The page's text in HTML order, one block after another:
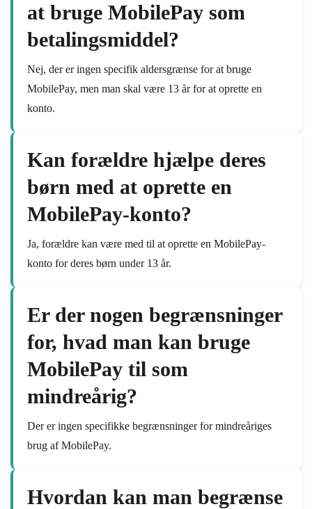
at bruge MobilePay som
betalingsmiddel?
Nej, der er ingen specifik aldersgrænse for at bruge
MobilePay, men man skal være 13 år for at oprette en
konto.
Kan forældre hjælpe deres
børn med at oprette en
MobilePay-konto?
Ja, forældre kan være med til at oprette en MobilePay-
konto for deres børn under 13 år.
Er der nogen begrænsninger
for, hvad man kan bruge
MobilePay til som
mindreårig?
Der er ingen specifikke begrænsninger for mindreåriges
brug af MobilePay.
Hvordan kan man begrænse